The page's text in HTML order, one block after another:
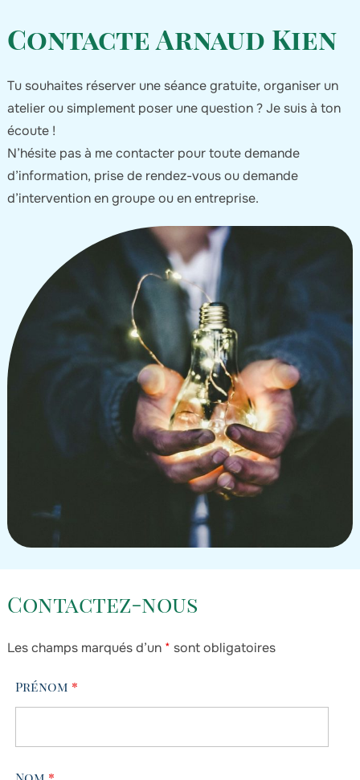
Contacte Arnaud Kien
Tu souhaites réserver une séance gratuite, organiser un
atelier ou simplement poser une question ? Je suis à ton
écoute !
N’hésite pas à me contacter pour toute demande
d’information, prise de rendez-vous ou demande
d’intervention en groupe ou en entreprise.
Contactez-nous
Les champs marqués d’un * sont obligatoires
Prénom *